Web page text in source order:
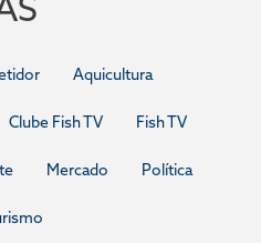
Aquicultura
Clube Fish TV Fish TV
Mercado Política